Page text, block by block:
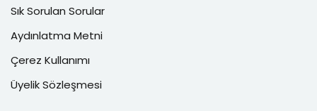
Sık Sorulan Sorular
Aydınlatma Metni
Çerez Kullanımı
Üyelik Sözleşmesi